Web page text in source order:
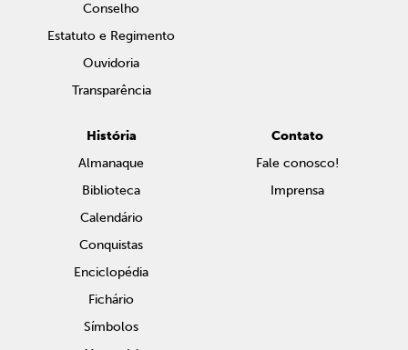
Conselho
Estatuto e Regimento
Ouvidoria
Transparência
História
Almanaque
Biblioteca
Calendário
Conquistas
Enciclopédia
Fichário
Símbolos
Contato
Fale conosco!
Imprensa